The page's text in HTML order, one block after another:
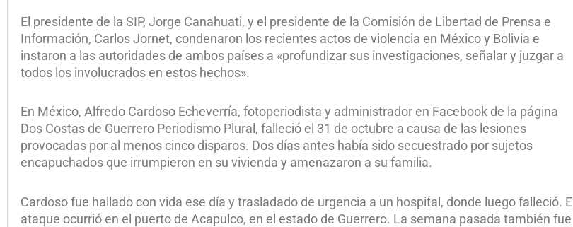
El presidente de la SIP, Jorge Canahuati, y el presidente de la Comisión de Libertad de Prensa e
Información, Carlos Jornet, condenaron los recientes actos de violencia en México y Bolivia e
instaron a las autoridades de ambos países a «profundizar sus investigaciones, señalar y juzgar a
todos los involucrados en estos hechos».
En México, Alfredo Cardoso Echeverría, fotoperiodista y administrador en Facebook de la página
Dos Costas de Guerrero Periodismo Plural, falleció el 31 de octubre a causa de las lesiones
provocadas por al menos cinco disparos. Dos días antes había sido secuestrado por sujetos
encapuchados que irrumpieron en su vivienda y amenazaron a su familia.
Cardoso fue hallado con vida ese día y trasladado de urgencia a un hospital, donde luego falleció. El
ataque ocurrió en el puerto de Acapulco, en el estado de Guerrero. La semana pasada también fue